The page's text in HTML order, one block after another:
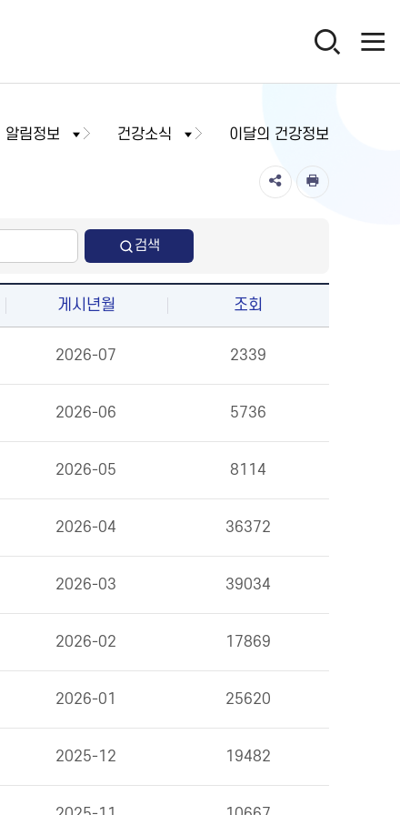
알림정보 건강소식 이달의 건강정보
검색
게시년월 조회
2026-07 2339
2026-06 5736
2026-05 8114
2026-04 36372
2026-03 39034
2026-02 17869
2026-01 25620
2025-12 19482